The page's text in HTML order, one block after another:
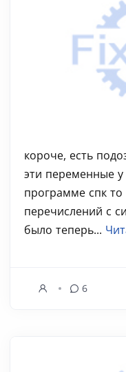
короче, есть
эти переменные
программе спк
перечислений с
было теперь...
6